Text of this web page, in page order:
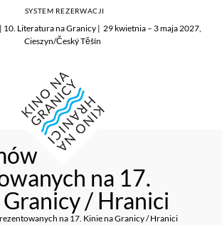
10. Literatura na Granicy | 29 kwietnia – 3 maja 2027,
Cieszyn/Český Těšín
SYSTEM REZERWACJI
na 17.
/ Hranici
na 17. Kinie na Granicy / Hranici